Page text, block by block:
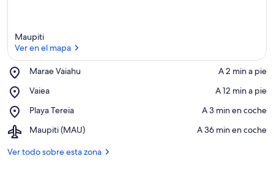
Maupiti
Ver en el mapa
Marae Vaiahu
Place,
Vaiahu
‪A 2 min a pie‬
Vaiea
Place,
‪A 12 min a pie‬
Playa Tereia
Place,
Tereia
‪A 3 min en coche‬
Maupiti (MAU)
Airport,
(MAU)
‪A 36 min en coche‬
Ver todo sobre esta zona